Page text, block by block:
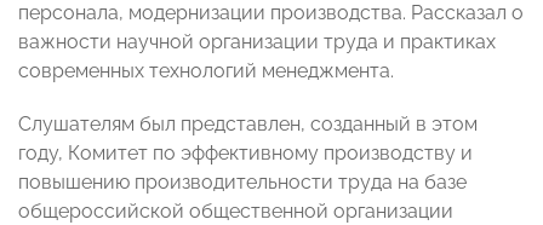
персонала, модернизации производства. Рассказал о
важности научной организации труда и практиках
современных технологий менеджмента.
Слушателям был представлен, созданный в этом
году, Комитет по эффективному производству и
повышению производительности труда на базе
общероссийской общественной организации